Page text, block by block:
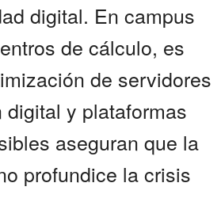
digital. En campus
de cálculo, es
de servidores
y plataformas
aseguran que la
profundice la crisis